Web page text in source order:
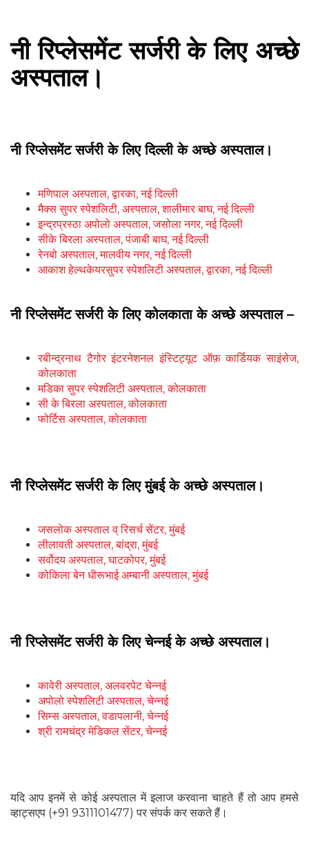
नी रिप्लेसमेंट सर्जरी के लिए अच्छे
अस्पताल।
नी रिप्लेसमेंट सर्जरी के लिए दिल्ली के अच्छे अस्पताल।
मणिपाल अस्पताल, द्वारका, नई दिल्ली
मैक्स सुपर स्पेशलिटी, अस्पताल, शालीमार बाघ, नई दिल्ली
इन्द्रप्रस्ठा अपोलो अस्पताल, जसोला नगर, नई दिल्ली
सीके बिरला अस्पताल, पंजाबी बाघ, नई दिल्ली
रेनबो अस्पताल, मालवीय नगर, नई दिल्ली
आकाश हेल्थकेयरसुपर स्पेशलिटी अस्पताल,द्वारका, नई दिल्ली
नी रिप्लेसमेंट सर्जरी के लिए कोलकाता के अच्छे अस्पताल –
रबीन्द्रनाथ टैगोर इंटरनेशनल इंस्टिट्यूट ऑफ़ कार्डियक साइंसेज,
कोलकाता
मडिका सुपर स्पेशलिटी अस्पताल, कोलकाता
सी के बिरला अस्पताल, कोलकाता
फोर्टिस अस्पताल, कोलकाता
नी रिप्लेसमेंट सर्जरी के लिए मुंबई के अच्छे अस्पताल।
जसलोक अस्पताल व् रिसर्च सेंटर, मुंबई
लीलावती अस्पताल, बांद्रा, मुंबई
सर्वोदय अस्पताल, घाटकोपर, मुंबई
कोकिला बेन धीरूभाई अम्बानी अस्पताल, मुंबई
नी रिप्लेसमेंट सर्जरी के लिए चेन्नई के अच्छे अस्पताल।
कावेरी अस्पताल, अलवरपेट चेन्नई
अपोलो स्पेशलिटी अस्पताल, चेन्नई
सिम्स अस्पताल, वडापलानी, चेन्नई
श्री रामचंद्र मेडिकल सेंटर, चेन्नई
यदि आप इनमें से कोई अस्पताल में इलाज करवाना चाहते हैं तो आप हमसे
व्हाट्सएप (+91 9311101477) पर संपर्क कर सकते हैं।